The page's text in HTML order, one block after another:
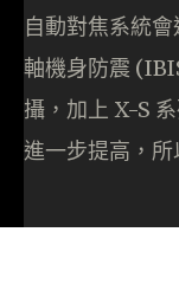
自動對焦系統
軸機身防震
攝，加上 X-S
進一步提高，所